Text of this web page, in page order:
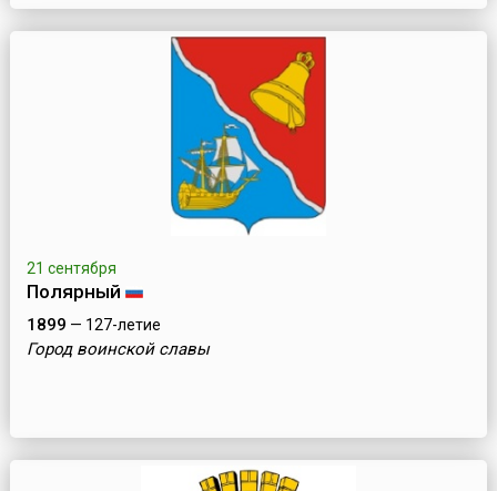
21 сентября
Полярный
1899 — 127-летие
Город воинской славы